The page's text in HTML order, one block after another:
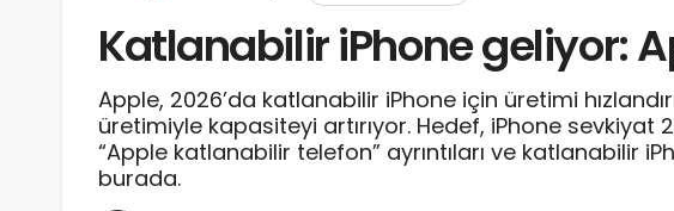
Katlanabilir iPhone geliyor:
Apple, 2026’da katlanabilir iPhone için üretimi
üretimiyle kapasiteyi artırıyor. Hedef, iPhone
“Apple katlanabilir telefon” ayrıntıları ve katlanabilir
burada.